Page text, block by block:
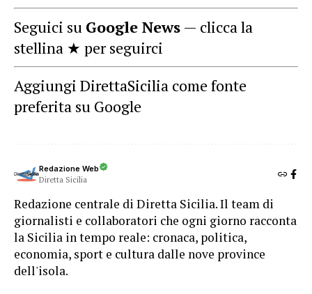
Seguici su Google News — clicca la
stellina ★ per seguirci
Aggiungi DirettaSicilia come fonte
preferita su Google
Redazione Web
Diretta Sicilia
Redazione centrale di Diretta Sicilia. Il team di
giornalisti e collaboratori che ogni giorno racconta
la Sicilia in tempo reale: cronaca, politica,
economia, sport e cultura dalle nove province
dell'isola.